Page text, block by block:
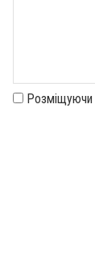
Розміщуючи